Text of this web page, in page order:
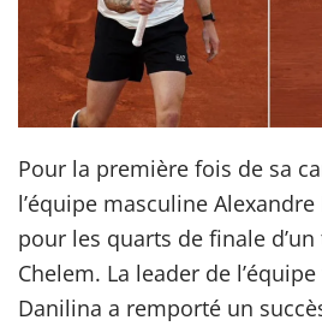
Pour la première fois de sa
l’équipe masculine
pour les quarts de finale
Chelem. La leader de
Danilina a remporté un